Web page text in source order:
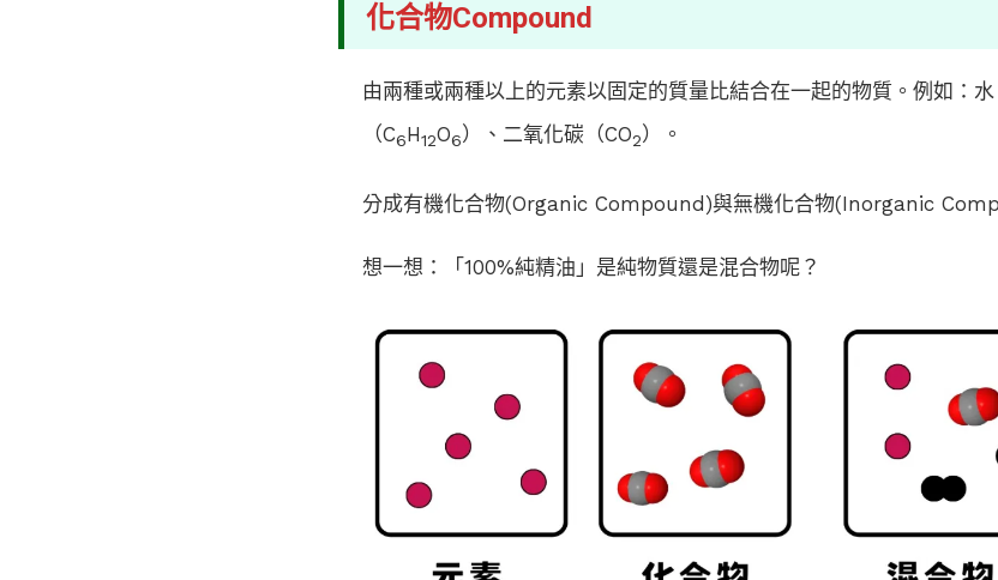
化合物Compound
由兩種或兩種以上的元素以固定的質量比結合在一起的物質。例如：水
（C6H12O6）、二氧化碳（CO2）。
分成有機化合物(Organic Compound)與無機化合物(Inorganic
想一想：「100%純精油」是純物質還是混合物呢？